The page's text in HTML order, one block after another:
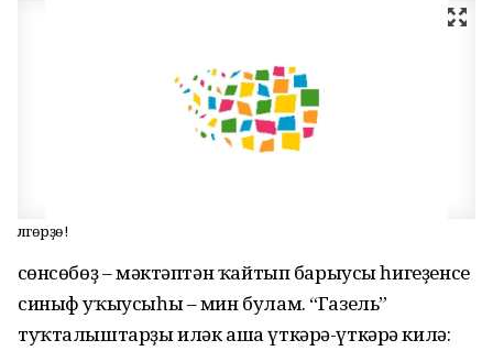
Өлгөрҙө!
Өсөнсөбөҙ – мәктәптән ҡайтып барыусы һигеҙенсе
синыф уҡыусыһы – мин булам. “Газель”
туҡталыштарҙы иләк аша үткәрә-үткәрә килә: